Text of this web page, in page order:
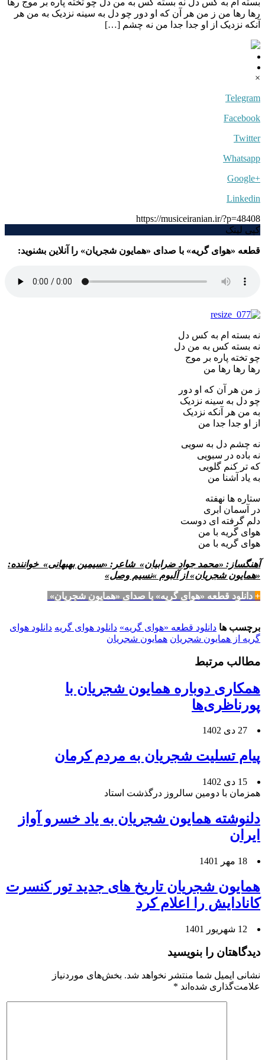
رها رها من ز من هر آن که او دور چو دل به سینه نزدیک به من هر
آنکه نزدیک از او جدا جدا من نه چشم […]
×
Telegram
Facebook
Twitter
Whatsapp
+Google
Linkedin
https://musiceiranian.ir/?p=48408
کپی لینک
قطعه «هوای گریه» با صدای «همایون شجریان» را آنلاین بشنوید:
نه بسته ام به کس دل
نه بسته کس به من دل
چو تخته پاره بر موج
رها رها رها من
ز من هر آن که او دور
چو دل به سینه نزدیک
به من هر آنکه نزدیک
از او جدا جدا من
نه چشم دل به سویی
نه باده در سبویی
که تر کنم گلویی
به یاد آشنا من
ستاره ها نهفته
در آسمان ابری
دلم گرفته ای دوست
هوای گریه با من
هوای گریه با من
آهنگساز: «محمد جواد ضرابیان» شاعر: «سیمین بهبهانی» خواننده:
«همایون شجریان» از آلبوم »نسیم وصل»
+ دانلود قطعه «هوای گریه» با صدای «همایون شجریان»
برچسب ها دانلود قطعه «هوای گریه» دانلود هوای گریه دانلود هوای
گریه از همایون شجریان همایون شجریان
مطالب مرتبط
همکاری دوباره همایون شجریان با
پورناظری‌ها
27 دی 1402
پیام تسلیت شجریان به مردم کرمان
15 دی 1402
همزمان با دومین سالروز درگذشت استاد
دلنوشته همایون شجریان به یاد خسرو آواز
ایران
18 مهر 1401
همایون شجریان تاریخ های جدید تور کنسرت
کانادایش را اعلام کرد
12 شهریور 1401
دیدگاهتان را بنویسید
نشانی ایمیل شما منتشر نخواهد شد. بخش‌های موردنیاز
علامت‌گذاری شده‌اند *